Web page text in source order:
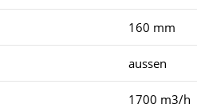
160 mm
aussen
1700 m3/h